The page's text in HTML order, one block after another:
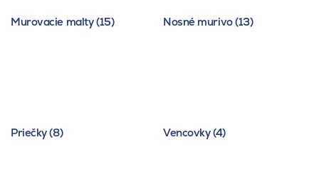
Murovacie malty (15) Nosné murivo (13)
Priečky (8) Vencovky (4)